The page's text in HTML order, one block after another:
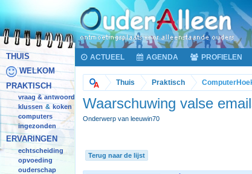
THUIS
WELKOM
PRAKTISCH
vraag & antwoord
klussen & koken
computers
ingezonden
ERVARINGEN
echtscheiding
opvoeding
ouderschap
ACTUEEL AGENDA PROFIELEN
Thuis Praktisch
Waarschuwing valse
Onderwerp van leeuwin70
Terug naar de lijst